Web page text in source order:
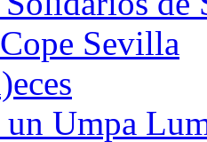
Sevilla
un Umpa